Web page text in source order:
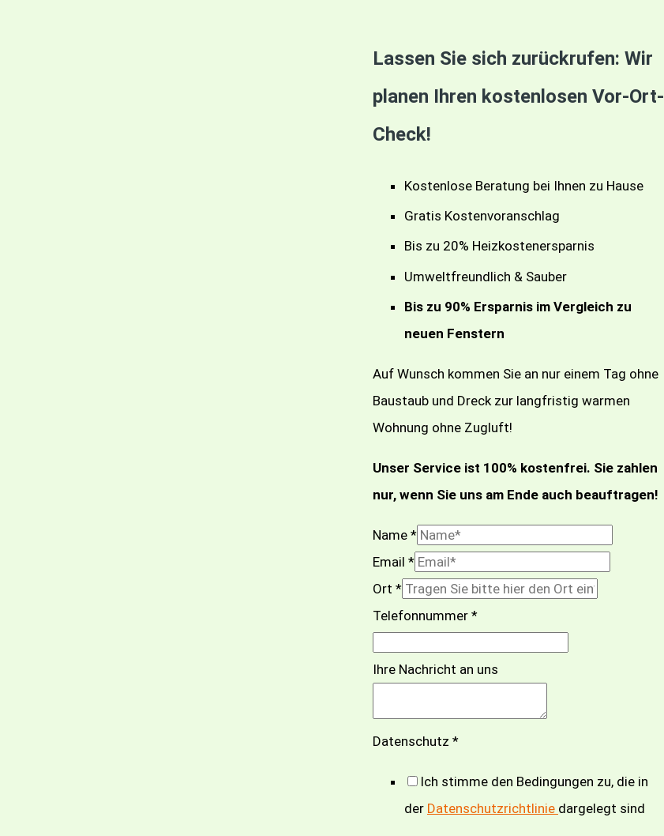
Lassen Sie sich zurückrufen: Wir
planen Ihren kostenlosen Vor-Ort-
Check!
Kostenlose Beratung bei Ihnen zu Hause
Gratis Kostenvoranschlag
Bis zu 20% Heizkostenersparnis
Umweltfreundlich & Sauber
Bis zu 90% Ersparnis im Vergleich zu
neuen Fenstern
Auf Wunsch kommen Sie an nur einem Tag ohne
Baustaub und Dreck zur langfristig warmen
Wohnung ohne Zugluft!
Unser Service ist 100% kostenfrei. Sie zahlen
nur, wenn Sie uns am Ende auch beauftragen!
Name *
Email *
Ort *
Telefonnummer *
Ihre Nachricht an uns
O
Datenschutz *
Ich stimme den Bedingungen zu, die in
der Datenschutzrichtlinie dargelegt sind